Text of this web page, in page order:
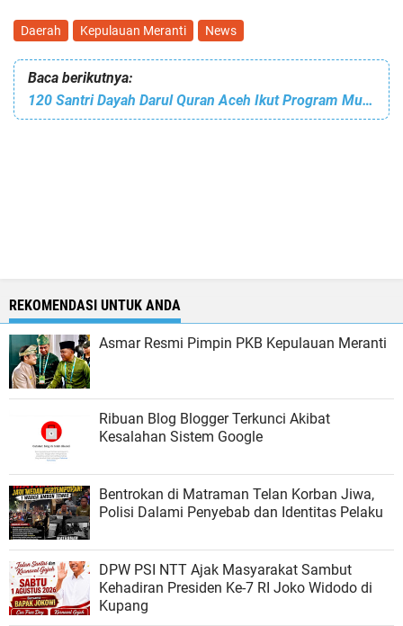
Daerah Kepulauan Meranti News
Baca berikutnya:
120 Santri Dayah Darul Quran Aceh Ikut Program Mukhayyam
REKOMENDASI UNTUK ANDA
Asmar Resmi Pimpin PKB Kepulauan Meranti
Ribuan Blog Blogger Terkunci Akibat
Kesalahan Sistem Google
Bentrokan di Matraman Telan Korban Jiwa,
Polisi Dalami Penyebab dan Identitas Pelaku
DPW PSI NTT Ajak Masyarakat Sambut
Kehadiran Presiden Ke-7 RI Joko Widodo di
Kupang